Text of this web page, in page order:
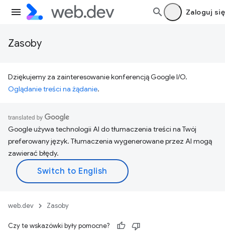
Zaloguj się
Zasoby
Dziękujemy za zainteresowanie konferencją Google I/O.
Oglądanie treści na żądanie.
Google używa technologii AI do tłumaczenia treści na Twój
preferowany język. Tłumaczenia wygenerowane przez AI mogą
zawierać błędy.
web.dev Zasoby
Czy te wskazówki były pomocne?